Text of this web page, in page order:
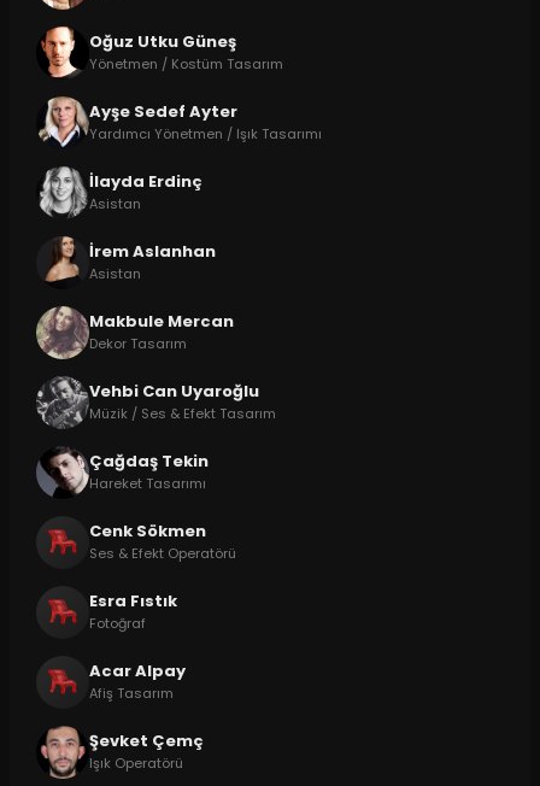
Oğuz Utku Güneş
Yönetmen / Kostüm Tasarım
Ayşe Sedef Ayter
Yardımcı Yönetmen / Işık Tasarımı
İlayda Erdinç
Asistan
İrem Aslanhan
Asistan
Makbule Mercan
Dekor Tasarım
Vehbi Can Uyaroğlu
Müzik / Ses & Efekt Tasarım
Çağdaş Tekin
Hareket Tasarımı
Cenk Sökmen
Ses & Efekt Operatörü
Esra Fıstık
Fotoğraf
Acar Alpay
Afiş Tasarım
Şevket Çemç
Işık Operatörü